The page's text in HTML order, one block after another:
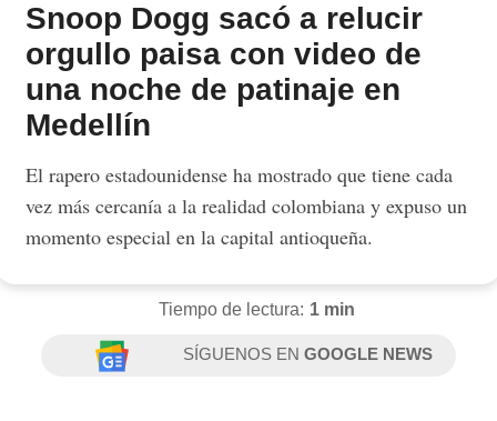
Snoop Dogg sacó a relucir
orgullo paisa con video de
una noche de patinaje en
Medellín
El rapero estadounidense ha mostrado que tiene cada
vez más cercanía a la realidad colombiana y expuso un
momento especial en la capital antioqueña.
Tiempo de lectura: 1 min
SÍGUENOS ENGOOGLE NEWS